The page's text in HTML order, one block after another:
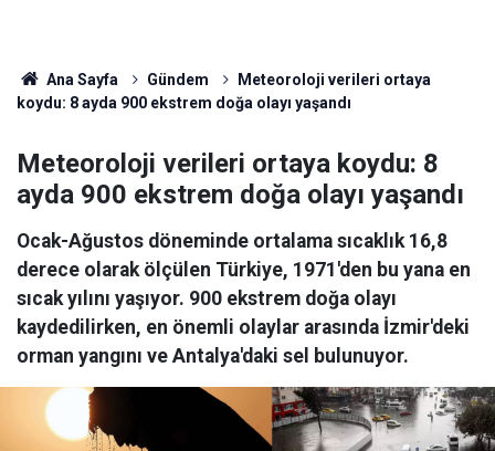
Ana Sayfa Gündem
Meteoroloji verileri ortaya
koydu: 8 ayda 900 ekstrem doğa olayı yaşandı
Meteoroloji verileri ortaya koydu: 8
ayda 900 ekstrem doğa olayı yaşandı
Ocak-Ağustos döneminde ortalama sıcaklık 16,8
derece olarak ölçülen Türkiye, 1971'den bu yana en
sıcak yılını yaşıyor. 900 ekstrem doğa olayı
kaydedilirken, en önemli olaylar arasında İzmir'deki
orman yangını ve Antalya'daki sel bulunuyor.